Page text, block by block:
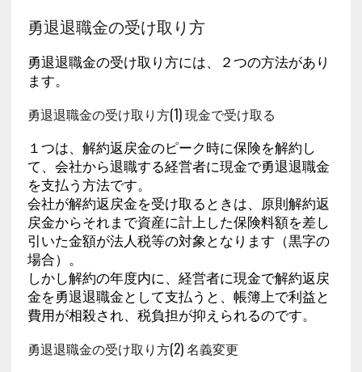
勇退退職金の受け取り方
勇退退職金の受け取り方には、２つの方法があり
ます。
勇退退職金の受け取り方(1) 現金で受け取る
１つは、解約返戻金のピーク時に保険を解約し
て、会社から退職する経営者に現金で勇退退職金
を支払う方法です。
会社が解約返戻金を受け取るときは、原則解約返
戻金からそれまで資産に計上した保険料額を差し
引いた金額が法人税等の対象となります（黒字の
場合）。
しかし解約の年度内に、経営者に現金で解約返戻
金を勇退退職金として支払うと、帳簿上で利益と
費用が相殺され、税負担が抑えられるのです。
勇退退職金の受け取り方(2) 名義変更